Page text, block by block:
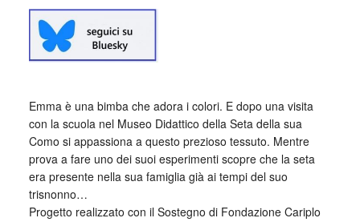
Emma è una bimba che adora i colori. E dopo una visita
con la scuola nel Museo Didattico della Seta della sua
Como si appassiona a questo prezioso tessuto. Mentre
prova a fare uno dei suoi esperimenti scopre che la seta
era presente nella sua famiglia già ai tempi del suo
trisnonno…
Progetto realizzato con il Sostegno di Fondazione Cariplo